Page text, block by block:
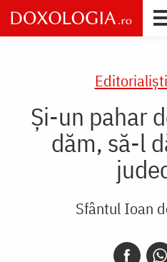
Skip
to
main
Și-un pahar
dăm, să-l
Sfântul Ioan